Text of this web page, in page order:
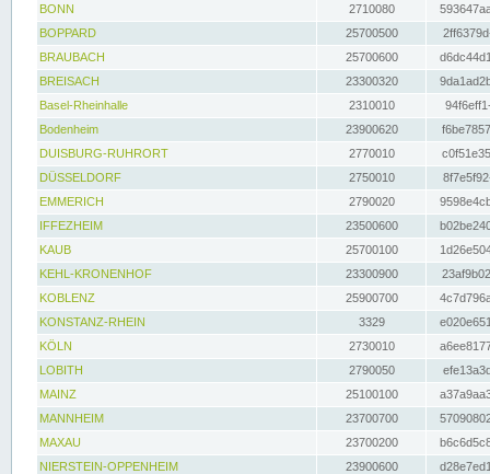
BONN
2710080
BOPPARD
25700500
BRAUBACH
25700600
BREISACH
23300320
Basel-Rheinhalle
2310010
Bodenheim
23900620
DUISBURG-RUHRORT
2770010
DÜSSELDORF
2750010
EMMERICH
2790020
IFFEZHEIM
23500600
KAUB
25700100
KEHL-KRONENHOF
23300900
KOBLENZ
25900700
KONSTANZ-RHEIN
3329
KÖLN
2730010
LOBITH
2790050
MAINZ
25100100
MANNHEIM
23700700
MAXAU
23700200
NIERSTEIN-OPPENHEIM
23900600